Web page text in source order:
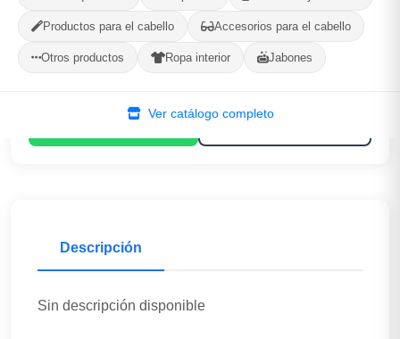
Productos para el cabello Accesorios para el cabello
Otros productos Ropa interior Jabones
Ver catálogo completo
156
PRODUCTOS
--
CALIFICACIÓN
Descripción
Sin descripción disponible